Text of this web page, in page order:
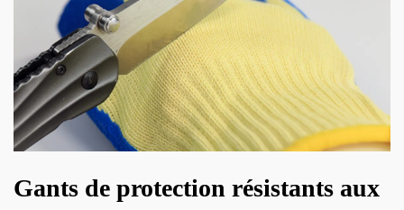
Gants de protection résistants aux